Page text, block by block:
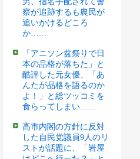
察が追跡するも農民が
追いかけるどころ
か……
「アニソン盆祭りで日
本の品格が落ちた」と
酷評した元女優、「あ
んたが品格を語るのか
よ！」と総ツッコミを
食らってしまい……
高市内閣の方針に反対
した自民党議員9人のリ
ストが話題に、「岩屋